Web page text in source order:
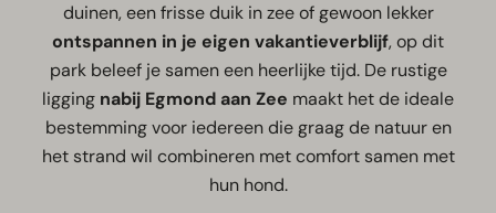
duinen, een frisse duik in zee of gewoon lekker
ontspannen in je eigen vakantieverblijf, op dit
park beleef je samen een heerlijke tijd. De rustige
ligging nabij Egmond aan Zee maakt het de ideale
bestemming voor iedereen die graag de natuur en
het strand wil combineren met comfort samen met
hun hond.